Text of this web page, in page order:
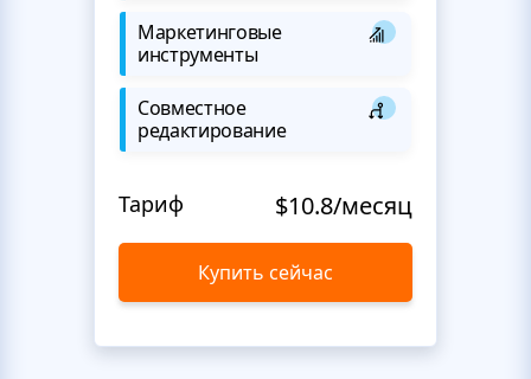
Маркетинговые
инструменты
Совместное
редактирование
Тариф $10.8/месяц
Купить сейчас